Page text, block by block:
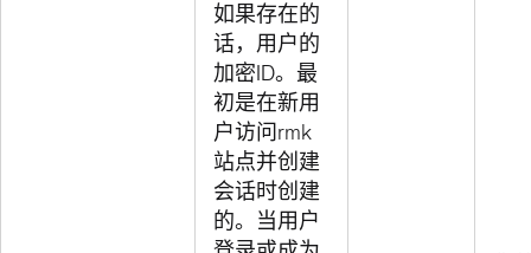
如果存在的
话，用户的
加密ID。最
初是在新用
户访问rmk
站点并创建
会话时创建
的。当用户